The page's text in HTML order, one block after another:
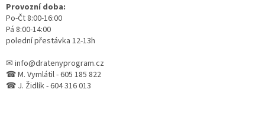
Provozní doba:
Po-Čt 8:00-16:00
Pá 8:00-14:00
polední přestávka 12-13h
✉ info@dratenyprogram.cz
☎ M. Vymlátil - 605 185 822
☎ J. Židlík - 604 316 013